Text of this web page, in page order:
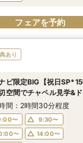
フェアを予約
あり
ビ限定BIG【祝日
空間でチャペル見学&
間：2時間30分程度
〜
9:30〜
〜
14:00〜